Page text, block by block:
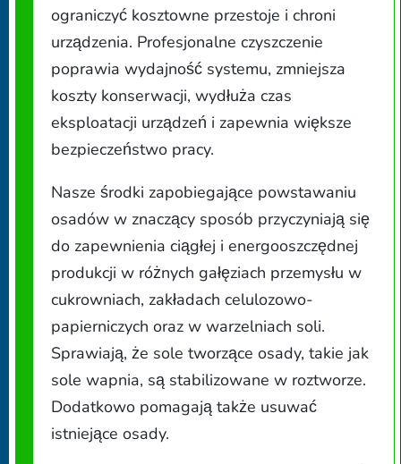
ograniczyć kosztowne przestoje i chroni
urządzenia. Profesjonalne czyszczenie
poprawia wydajność systemu, zmniejsza
koszty konserwacji, wydłuża czas
eksploatacji urządzeń i zapewnia większe
bezpieczeństwo pracy.
Nasze środki zapobiegające powstawaniu
osadów w znaczący sposób przyczyniają się
do zapewnienia ciągłej i energooszczędnej
produkcji w różnych gałęziach przemysłu w
cukrowniach, zakładach celulozowo-
papierniczych oraz w warzelniach soli.
Sprawiają, że sole tworzące osady, takie jak
sole wapnia, są stabilizowane w roztworze.
Dodatkowo pomagają także usuwać
istniejące osady.